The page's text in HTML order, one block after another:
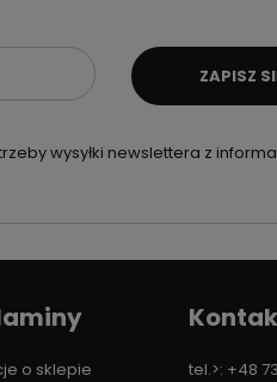
wysyłki newslettera z
ZAPISZ
o sklepie
tel.>: +48